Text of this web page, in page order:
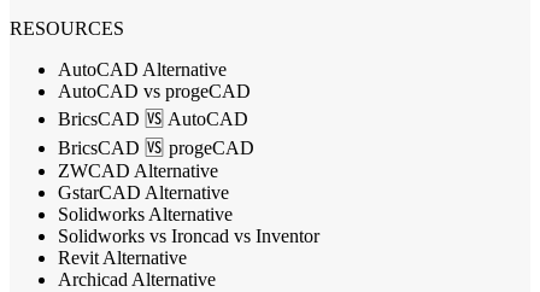
RESOURCES
AutoCAD Alternative
AutoCAD vs progeCAD
BricsCAD 🆚 AutoCAD
BricsCAD 🆚 progeCAD
ZWCAD Alternative
GstarCAD Alternative
Solidworks Alternative
Solidworks vs Ironcad vs Inventor
Revit Alternative
Archicad Alternative